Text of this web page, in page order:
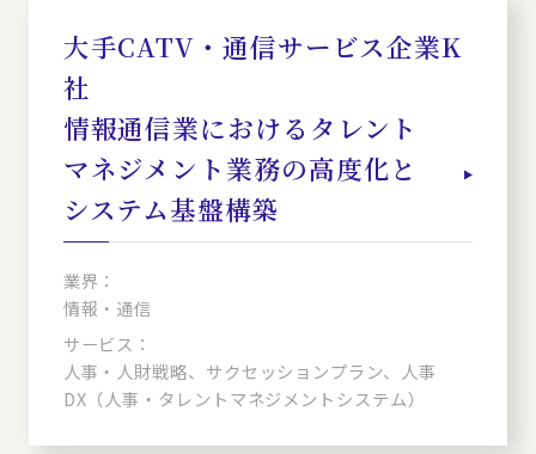
大手CATV・通信サービス企業K
社
情報通信業におけるタレント
マネジメント業務の高度化と
システム基盤構築
業界：
情報・通信
サービス：
人事・人財戦略、サクセッションプラン、人事
DX（人事・タレントマネジメントシステム）